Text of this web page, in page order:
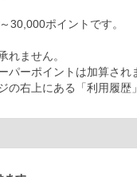
30,000ポイントです。
れません。
パーポイントは加算され
の右上にある「利用履歴